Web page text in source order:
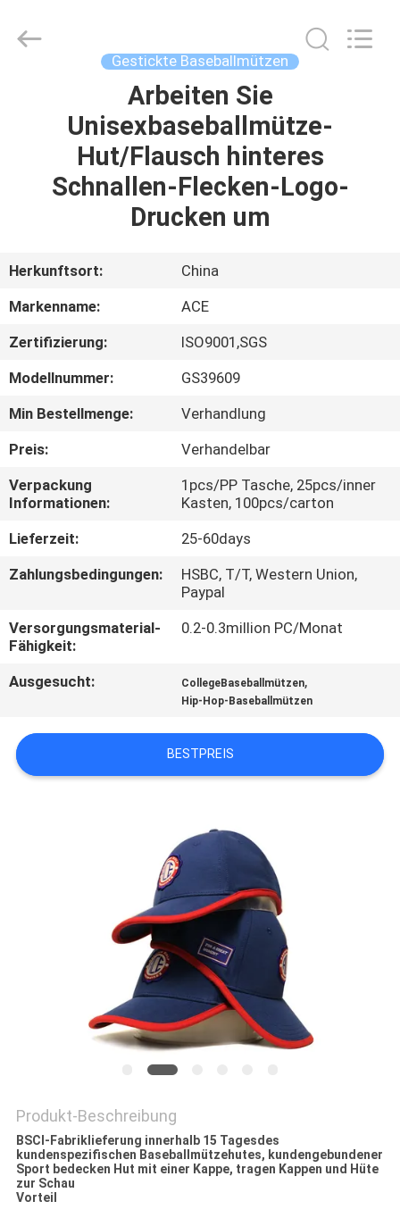
PRODUKTE
FABRIK-
QUALITÄTSKONTROLLE
TRETEN
SIE
MIT
UNS
IN
VERBINDUNG
NACHRICHTEN
SITEMAP
Ltd..
Gestickte Baseballmützen
Arbeiten Sie
Unisexbaseballmütze-
Hut/Flausch hinteres
Schnallen-Flecken-Logo-
Drucken um
Herkunftsort:
China
Markenname:
ACE
Zertifizierung:
ISO9001,SGS
Modellnummer:
GS39609
Min Bestellmenge:
Verhandlung
Preis:
Verhandelbar
Verpackung
Informationen:
1pcs/PP Tasche, 25pcs/inner
Kasten, 100pcs/carton
Lieferzeit:
25-60days
Zahlungsbedingungen:
HSBC, T/T, Western Union,
Paypal
Versorgungsmaterial-
Fähigkeit:
0.2-0.3million PC/Monat
Ausgesucht: CollegeBaseballmützen,
Hip-Hop-Baseballmützen
BESTPREIS
Produkt-Beschreibung
BSCI-Fabriklieferung innerhalb 15 Tagesdes
kundenspezifischen Baseballmützehutes, kundengebundener
Sport bedecken Hut mit einer Kappe, tragen Kappen und Hüte
zur Schau
Vorteil